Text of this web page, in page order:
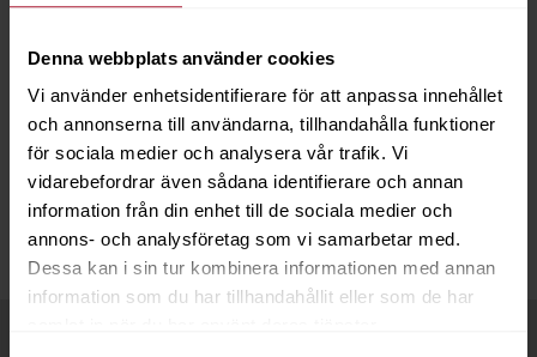
Denna webbplats använder cookies
Vi använder enhetsidentifierare för att anpassa innehållet
och annonserna till användarna, tillhandahålla funktioner
för sociala medier och analysera vår trafik. Vi
vidarebefordrar även sådana identifierare och annan
information från din enhet till de sociala medier och
annons- och analysföretag som vi samarbetar med.
Dessa kan i sin tur kombinera informationen med annan
information som du har tillhandahållit eller som de har
VAX